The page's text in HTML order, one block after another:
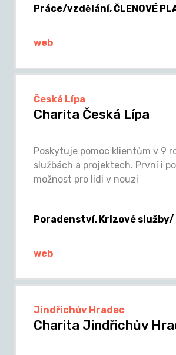
Práce/vzdělání, ČLENOVÉ
web
Česká Lípa
Charita Česká Lípa
Poskytuje pomoc klientům v 9
službách a projektech. První i
možnost pro lidi v nouzi
Poradenství, Krizové
web
Jindřichův Hradec
Charita Jindřichův